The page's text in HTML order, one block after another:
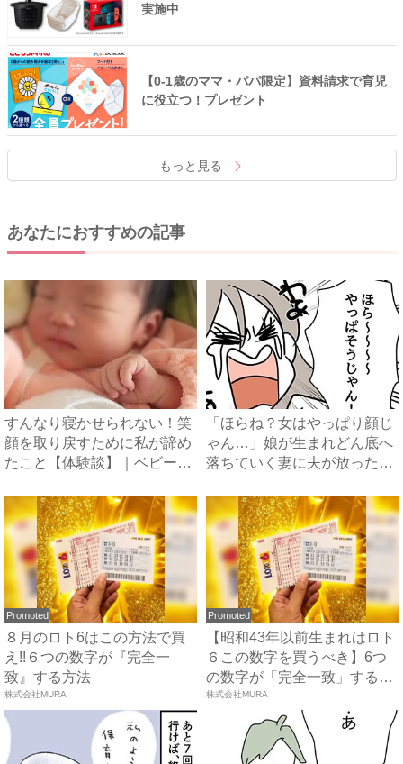
実施中
【0-1歳のママ・パパ限定】資料請求で育児
に役立つ！プレゼント
もっと見る
あなたにおすすめの記事
すんなり寝かせられない！笑
顔を取り戻すために私が諦め
たこと【体験談】｜ベビーカ
「ほらね？女はやっぱり顔じ
ゃん…」娘が生まれどん底へ
落ちていく妻に夫が放った衝
Promoted
８月のロト6はこの方法で買
え!!６つの数字が『完全一
致』する方法
株式会社MURA
Promoted
【昭和43年以前生まれはロト
６この数字を買うべき】6つ
の数字が「完全一致」する
方...
株式会社MURA